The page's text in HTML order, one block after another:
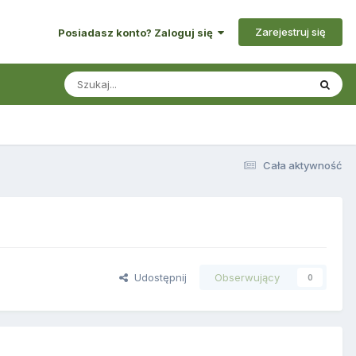
Posiadasz konto? Zaloguj się Zarejestruj się
Cała aktywność
Udostępnij Obserwujący 0